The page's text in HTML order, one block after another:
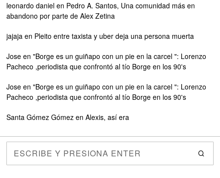
leonardo daniel en Pedro A. Santos, Una comunidad más en
abandono por parte de Alex Zetina
jajaja en Pleito entre taxista y uber deja una persona muerta
Jose en"Borge es un guiñapo con un pie en la carcel ": Lorenzo
Pacheco ,periodista que confrontó al tío Borge en los 90's
Jose en"Borge es un guiñapo con un pie en la carcel ": Lorenzo
Pacheco ,periodista que confrontó al tío Borge en los 90's
Santa Gómez Gómez enAlexis, así era